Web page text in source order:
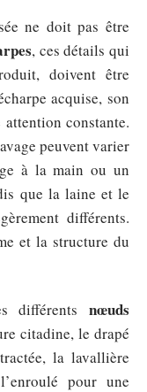
ne doit pas être
, ces détails qui
doivent être
acquise, son
constante.
peuvent varier
à la main ou un
que la laine et le
différents.
et la structure du
différents nœuds
citadine, le drapé
la lavallière
pour une